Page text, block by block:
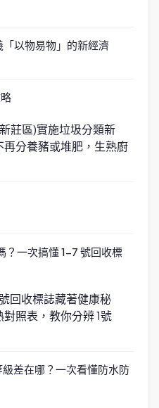
以物易物」的新經濟
莊區)實施垃圾分類新
分養豬或堆肥，生熟廚
？一次搞懂 1-7 號回收標
回收標誌藏著健康秘
照表，教你分辨 1號
差在哪？一次看懂防水防